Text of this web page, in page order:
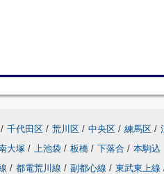
/ 千代田区 / 荒川区 / 中央区 / 練馬区 /
大塚 / 上池袋 / 板橋 / 下落合 / 本駒込
/ 都電荒川線 / 副都心線 / 東武東上線